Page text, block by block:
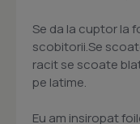
Se da la cuptor la
scobitorii.Se
racit se scoate
pe latime.
Eu am insiropat